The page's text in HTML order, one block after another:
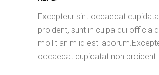
Excepteur sint occaecat
proident, sunt in culpa qui officia
mollit anim id est
occaecat cupidatat non proident.